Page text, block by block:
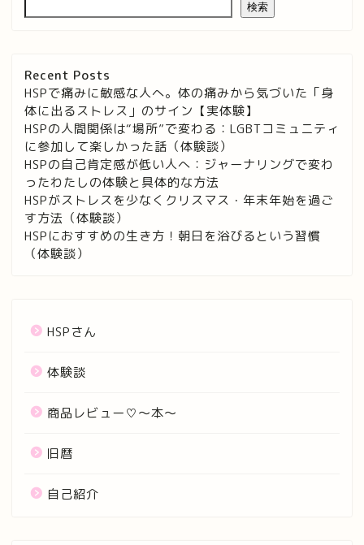
検索
Recent Posts
HSPで痛みに敏感な人へ。体の痛みから気づいた「身
体に出るストレス」のサイン【実体験】
HSPの人間関係は“場所”で変わる：LGBTコミュニティ
に参加して楽しかった話（体験談）
HSPの自己肯定感が低い人へ：ジャーナリングで変わ
ったわたしの体験と具体的な方法
HSPがストレスを少なくクリスマス・年末年始を過ご
す方法（体験談）
HSPにおすすめの生き方！朝日を浴びるという習慣
（体験談）
HSPさん
体験談
商品レビュー♡〜本〜
旧暦
自己紹介